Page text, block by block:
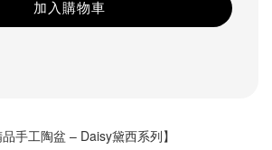
加入購物車
手工陶盆 – Daisy黛西系列】